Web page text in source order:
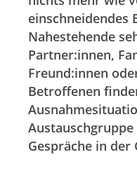
einschneidendes
Nahestehende
Partner:innen,
Freund:innen
Betroffenen
Gespräche in der